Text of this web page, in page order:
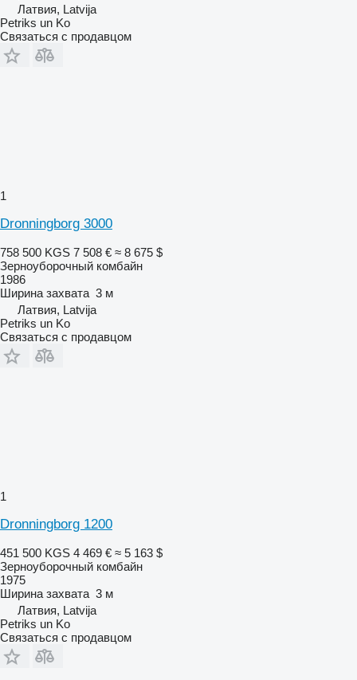
Латвия, Latvija
Petriks un Ko
Связаться с продавцом
1
Dronningborg 3000
758 500 KGS 7 508 € ≈ 8 675 $
Зерноуборочный комбайн
1986
Ширина захвата 3 м
Латвия, Latvija
Petriks un Ko
Связаться с продавцом
1
Dronningborg 1200
451 500 KGS 4 469 € ≈ 5 163 $
Зерноуборочный комбайн
1975
Ширина захвата 3 м
Латвия, Latvija
Petriks un Ko
Связаться с продавцом